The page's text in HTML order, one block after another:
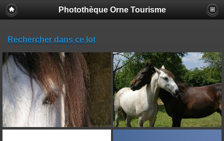
Photothèque Orne Tourisme
Rechercher dans ce lot